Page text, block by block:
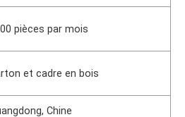
pièces par mois
et cadre en bois
Chine